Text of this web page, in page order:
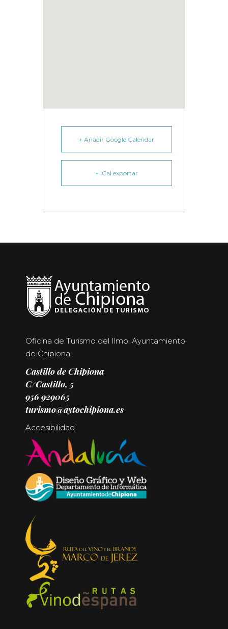
+ Añadir Google Calendar
+ iCal exportar
Oficina de Turismo del Ilmo. Ayuntamiento
de Chipiona.
Castillo de Chipiona
C/Castillo, 5
956 929065
turismo@aytochipiona.es
Accesibilidad